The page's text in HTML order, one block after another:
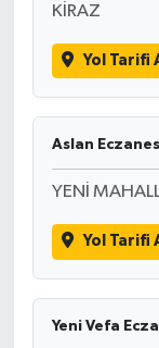
KİRAZ
Yol Tarifi
Aslan
YENİ
Yol Tarifi
Yeni Vefa